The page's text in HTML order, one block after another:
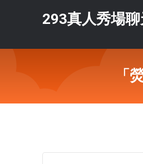
293真人秀場
「